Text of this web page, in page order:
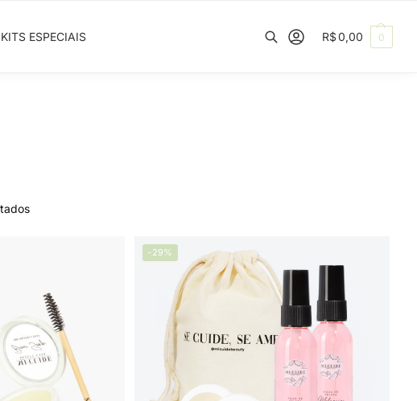
KITS ESPECIAIS R$0,00 0
-29%